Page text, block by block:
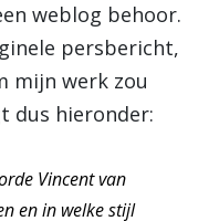
weblog behoor.
persbericht,
mijn werk zou
dus hieronder:
Vincent van
en in welke stijl